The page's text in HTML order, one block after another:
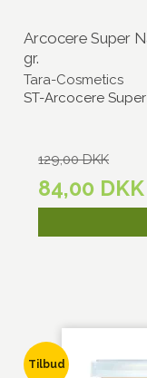
Arcocere Super
gr.
Tara-Cosmetics
ST-Arcocere
129,00 DKK
84,00 DKK
Tilbud